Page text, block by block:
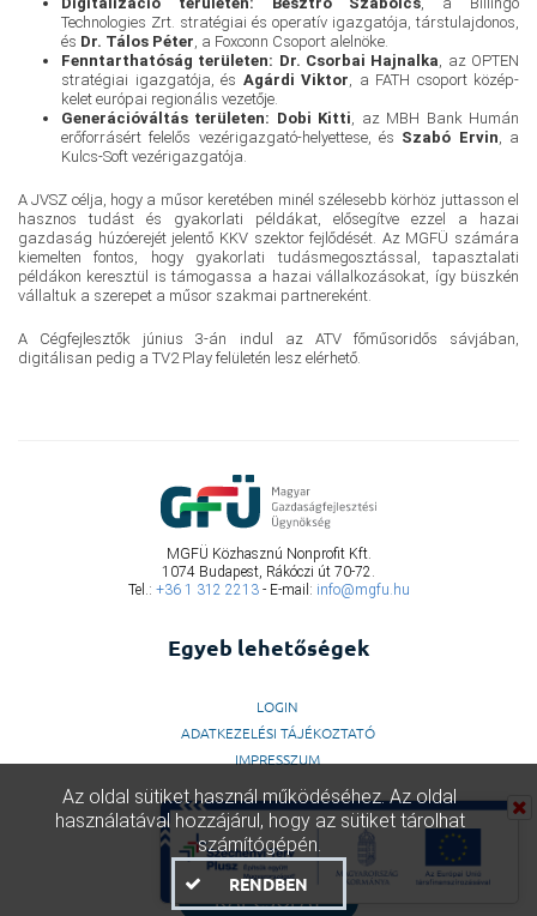
Technologies Zrt. stratégiai és operatív igazgatója, társtulajdonos,
és Dr. Tálos Péter , a Foxconn Csoport alelnöke.
Fenntarthatóság területen: Dr. Csorbai Hajnalka , az OPTEN
stratégiai igazgatója, és Agárdi Viktor , a FATH csoport közép-
kelet európai regionális vezetője.
Generációváltás területen: Dobi Kitti , az MBH Bank Humán
erőforrásért felelős vezérigazgató-helyettese, és Szabó Ervin , a
Kulcs-Soft vezérigazgatója.
A JVSZ célja, hogy a műsor keretében minél szélesebb körhöz juttasson el
hasznos tudást és gyakorlati példákat, elősegítve ezzel a hazai
gazdaság húzóerejét jelentő KKV szektor fejlődését. Az MGFÜ számára
kiemelten fontos, hogy gyakorlati tudásmegosztással, tapasztalati
példákon keresztül is támogassa a hazai vállalkozásokat, így büszkén
vállaltuk a szerepet a műsor szakmai partnereként.
A Cégfejlesztők június 3-án indul az ATV főműsoridős sávjában,
digitálisan pedig a TV2 Play felületén lesz elérhető.
MGFÜ Közhasznú Nonprofit Kft.
1074 Budapest, Rákóczi út 70-72.
Tel.: +36 1 312 2213- E-mail: info@mgfu.hu
Egyeb lehetőségek
LOGIN
ADATKEZELÉSI TÁJÉKOZTATÓ
IMPRESSZUM
KAPCSOLAT
Az oldal sütiket használ működéséhez. Az oldal
használatával hozzájárul, hogy az sütiket tárolhat
számítógépén.
RENDBEN